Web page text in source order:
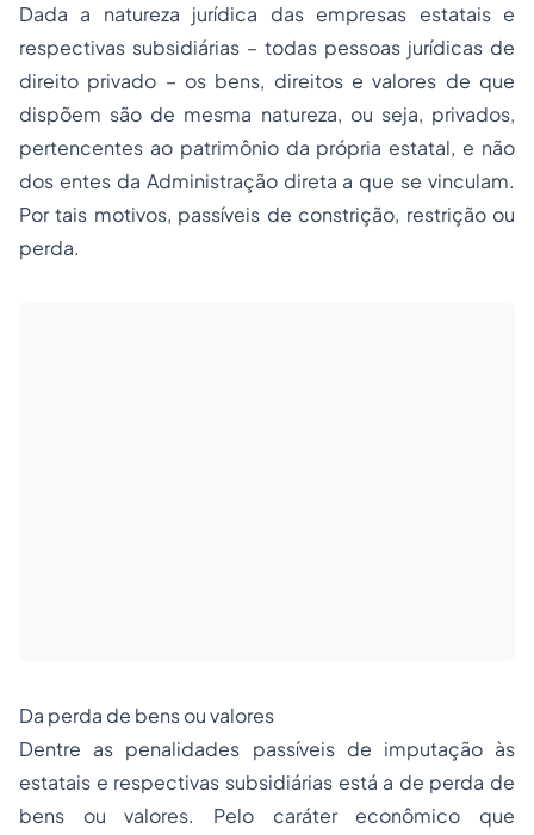
Dada a natureza jurídica das empresas estatais e
respectivas subsidiárias – todas pessoas jurídicas de
direito privado – os bens, direitos e valores de que
dispõem são de mesma natureza, ou seja, privados,
pertencentes ao patrimônio da própria estatal, e não
dos entes da Administração direta a que se vinculam.
Por tais motivos, passíveis de constrição, restrição ou
perda.
Da perda de bens ou valores
Dentre as penalidades passíveis de imputação às
estatais e respectivas subsidiárias está a de perda de
bens ou valores. Pelo caráter econômico que